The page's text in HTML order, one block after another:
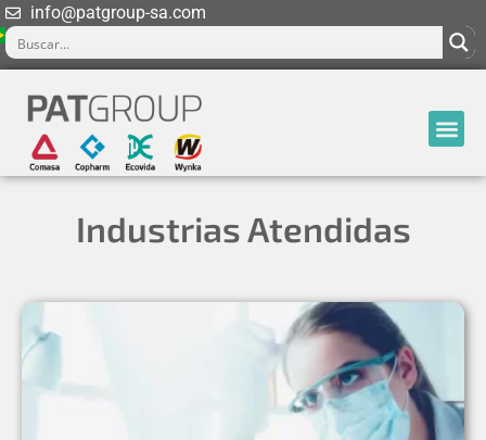
info@patgroup-sa.com
Industrias Atendidas